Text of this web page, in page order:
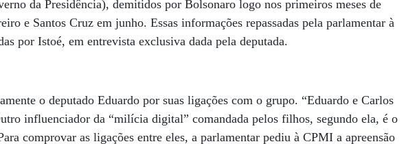
da Presidência), demitidos por Bolsonaro logo nos primeiros meses de
e Santos Cruz em junho. Essas informações repassadas pela parlamentar à
por Istoé, em entrevista exclusiva dada pela deputada.
o deputado Eduardo por suas ligações com o grupo. “Eduardo e Carlos
influenciador da “milícia digital” comandada pelos filhos, segundo ela, é o
comprovar as ligações entre eles, a parlamentar pediu à CPMI a apreensão